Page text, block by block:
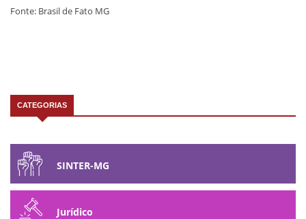
Fonte: Brasil de Fato MG
CATEGORIAS
SINTER-MG
Jurídico